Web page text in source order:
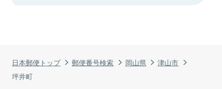
日本郵便トップ 郵便番号検索 岡山県
津山市
坪井町